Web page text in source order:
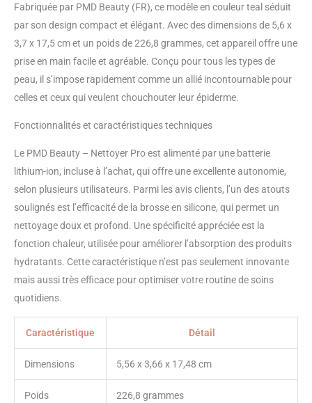
Fabriquée par PMD Beauty (FR), ce modèle en couleur teal séduit
par son design compact et élégant. Avec des dimensions de 5,6 x
3,7 x 17,5 cm et un poids de 226,8 grammes, cet appareil offre une
prise en main facile et agréable. Conçu pour tous les types de
peau, il s’impose rapidement comme un allié incontournable pour
celles et ceux qui veulent chouchouter leur épiderme.
Fonctionnalités et caractéristiques techniques
Le PMD Beauty – Nettoyer Pro est alimenté par une batterie
lithium-ion, incluse à l’achat, qui offre une excellente autonomie,
selon plusieurs utilisateurs. Parmi les avis clients, l’un des atouts
soulignés est l’efficacité de la brosse en silicone, qui permet un
nettoyage doux et profond. Une spécificité appréciée est la
fonction chaleur, utilisée pour améliorer l’absorption des produits
hydratants. Cette caractéristique n’est pas seulement innovante
mais aussi très efficace pour optimiser votre routine de soins
quotidiens.
Caractéristique Détail
Dimensions 5,56 x 3,66 x 17,48 cm
Poids 226,8 grammes